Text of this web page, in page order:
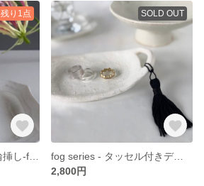
残り1点 SOLD OUT
fog series - タッセル付きディッシュトレー
2,800円